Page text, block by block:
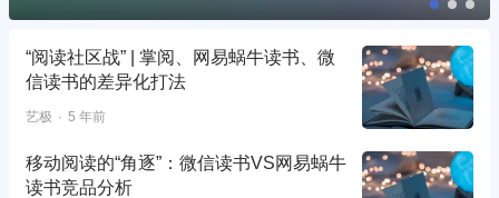
“阅读社区战” | 掌阅、网易蜗牛读书、微
信读书的差异化打法
艺极 5 年前
移动阅读的“角逐”：微信读书VS网易蜗牛
读书竞品分析